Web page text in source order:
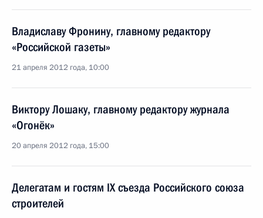
Владиславу Фронину, главному редактору
«Российской газеты»
21 апреля 2012 года, 10:00
Виктору Лошаку, главному редактору журнала
«Огонёк»
20 апреля 2012 года, 15:00
Делегатам и гостям IX съезда Российского союза
строителей